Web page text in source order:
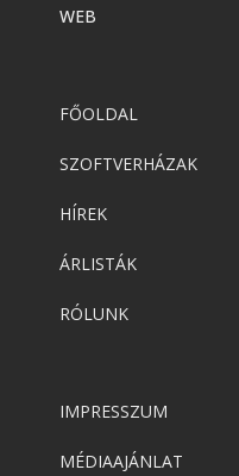
WEB
FŐOLDAL
SZOFTVERHÁZAK
HÍREK
ÁRLISTÁK
RÓLUNK
IMPRESSZUM
MÉDIAAJÁNLAT